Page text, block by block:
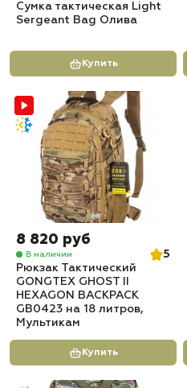
Сумка тактическая Light
Sergeant Bag Олива
Купить
8 820 руб
В наличии
5
Рюкзак Тактический
GONGTEX GHOST II
HEXAGON BACKPACK
GB0423 на 18 литров,
Мультикам
Купить